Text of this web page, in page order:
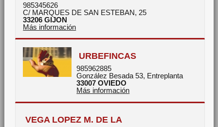
985345626
C/ MARQUES DE SAN ESTEBAN, 25
33206 GIJON
Más información
URBEFINCAS
985962885
González Besada 53, Entreplanta
33007 OVIEDO
Más información
VEGA LOPEZ M. DE LA